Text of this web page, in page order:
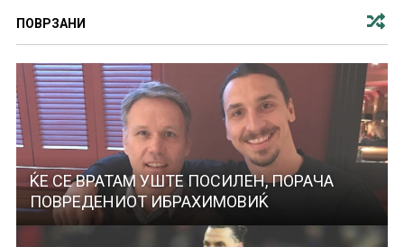
ПОВРЗАНИ
ЌЕ СЕ ВРАТАМ УШТЕ ПОСИЛЕН, ПОРАЧА
ПОВРЕДЕНИОТ ИБРАХИМОВИЌ